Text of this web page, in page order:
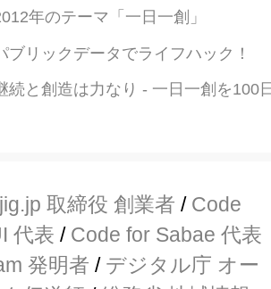
年のテーマ「一日一創」
ブリックデータでライフハック！
続と創造は力なり - 一日一創を100
取締役 創業者 / Code
代表 / Code for Sabae 代表
発明者 / デジタル庁 オー